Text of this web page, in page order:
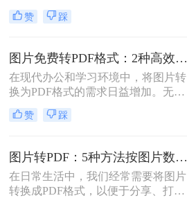
享、打印或存档。那么如何把图片转
换成PDF呢？本文将介绍两种常用的
赞 踩
图片免费转PDF格式：2种高效方法的转换速度和画质损失对比！
在现代办公和学习环境中，将图片转
换为PDF格式的需求日益增加。无论
是为了更好地保存、传输还是打印图
片，PDF格式因其跨平台兼容性和格
怎么转换成pdf格式免费呢？本文将介
绍两种免费且高效的图片转PDF的方
法。
赞 踩
图片转PDF：5种方法按图片数量和文件大小选，大的别用在线！
在日常生活中，我们经常需要将图片
转换成PDF格式，以便于分享、打印